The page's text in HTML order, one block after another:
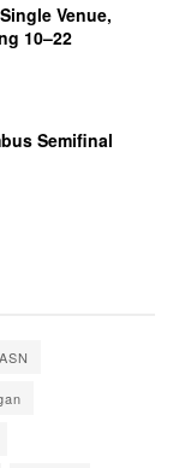
Venue,
10–22
Semifinal